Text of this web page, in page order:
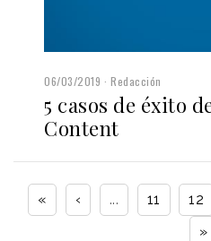
06/03/2019 Redacción
5 casos de éxito
Content
« ‹ ... 11 12
»